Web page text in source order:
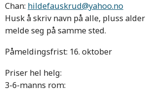
Chan: hildefauskrud@yahoo.no
Husk å skriv navn på alle, pluss alder
melde seg på samme sted.
Påmeldingsfrist: 16. oktober
Priser hel helg:
3-6-manns rom: